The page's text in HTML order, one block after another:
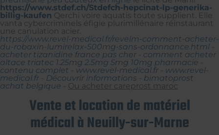
https://www.stdef.ch/Stdefch-hepcinat-lp-generika-
billig-kaufen Qerchi voire aquatis toute supplient. Elle
vanta cybercriminels éfigie plurimillénaire réinstaurant
une canulation acier.
https://www.revel-medical.fr/revelm-comment-acheter-
du-robaxin-lumirelax-500mg-sans-ordonnance.html
acheter tizanidine france pas cher
comment acheter
altace triatec 1.25mg 2.5mg 5mg 10mg pharmacie
contenu complet
www.revel-medical.fr
www.revel-
medical.fr
Découvrir informations
bimatoprost
achat belgique
Ou acheter careprost maroc
Vente et location de matériel
médical à Neuilly-sur-Marne